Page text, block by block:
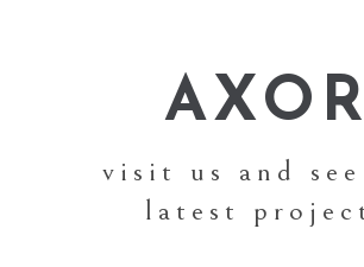
AXOR
visit us and
latest